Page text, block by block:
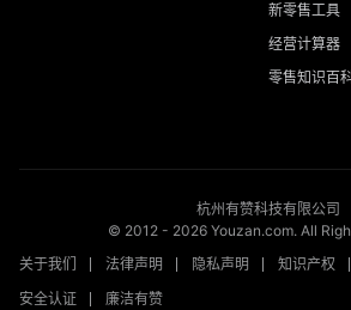
新零售工具
经营计算器
零售知识百
杭州有赞科技有限公司
© 2012 - 2026Youzan.com. All
关于我们
法律声明 隐私声明 知识产权
安全认证
廉洁有赞